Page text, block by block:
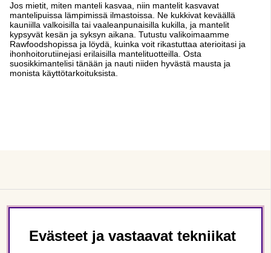
Jos mietit, miten manteli kasvaa, niin mantelit kasvavat
mantelipuissa lämpimissä ilmastoissa. Ne kukkivat keväällä
kauniilla valkoisilla tai vaaleanpunaisilla kukilla, ja mantelit
kypsyvät kesän ja syksyn aikana. Tutustu valikoimaamme
Rawfoodshopissa ja löydä, kuinka voit rikastuttaa aterioitasi ja
ihonhoitorutiinejasi erilaisilla mantelituotteilla. Osta
suosikkimantelisi tänään ja nauti niiden hyvästä mausta ja
monista käyttötarkoituksista.
Evästeet ja vastaavat tekniikat